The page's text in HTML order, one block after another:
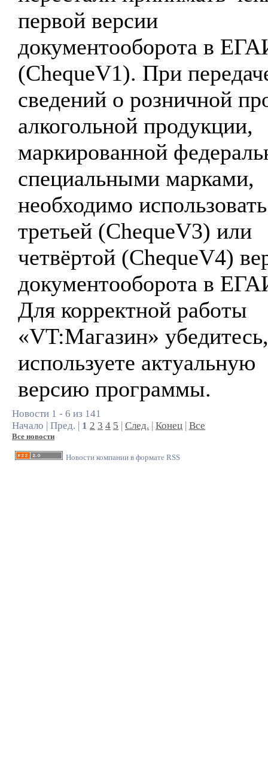
первой версии
документооборота в
(ChequeV1). При
сведений о розничной
алкогольной продукции,
маркированной
специальными марками,
необходимо
третьей (ChequeV3) или
четвёртой (ChequeV4)
документооборота в
Для корректной работы
«VT:Магазин»
используете актуальную
версию программы.
Новости 1 - 6 из 141
Начало | Пред. | 1 2 3 4 5 | След. | Конец | Все
Все новости
Новости компании в формате RSS